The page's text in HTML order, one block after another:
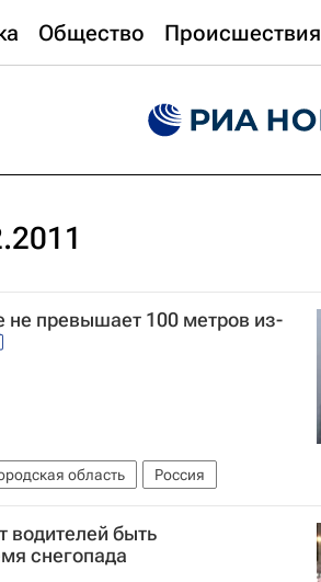
Общество Происшествия
не превышает 100 метров из-
область Россия
быть
снегопада